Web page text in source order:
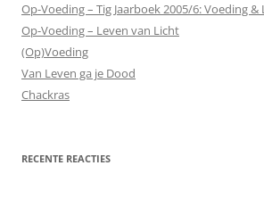
Op-Voeding – Tig Jaarboek 2005/6: Voeding &
Op-Voeding – Leven van Licht
(Op)Voeding
Van Leven ga je Dood
Chackras
RECENTE REACTIES